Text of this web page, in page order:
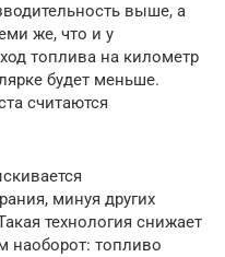
выше, а
же, что и у
топлива на километр
будет меньше.
считаются
минуя других
технология снижает
наоборот: топливо